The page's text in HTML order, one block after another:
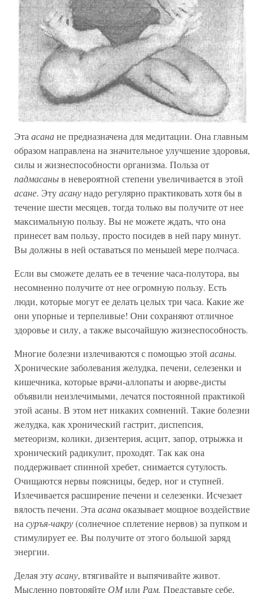
Эта асанане предназначена для медитации. Она главным
образом направлена на значительное улучшение здоровья,
силы и жизнеспособности организма. Польза от
падмасаныв невероятной степени увеличивается в этой
асане. Этуасанунадо регулярно практиковать хотя бы в
течение шести месяцев, тогда только вы получите от нее
максимальную пользу. Вы не можете ждать, что она
принесет вам пользу, просто посидев в ней пару минут.
Вы должны в ней оставаться по меньшей мере полчаса.
Если вы сможете делать ее в течение часа-полутора, вы
несомненно получите от нее огромную пользу. Есть
люди, которые могут ее делать целых три часа. Какие же
они упорные и терпеливые! Они сохраняют отличное
здоровье и силу, а также высочайшую жизнеспособность.
Многие болезни излечиваются с помощью этой асаны.
Хронические заболевания желудка, печени, селезенки и
кишечника, которые врачи-аллопаты и аюрве-дисты
объявили неизлечимыми, лечатся постоянной практикой
этой асаны. В этом нет никаких сомнений. Такие болезни
желудка, как хронический гастрит, диспепсия,
метеоризм, колики, дизентерия, асцит, запор, отрыжка и
хронический радикулит, проходят. Так как она
поддерживает спинной хребет, снимается сутулость.
Очищаются нервы поясницы, бедер, ног и ступней.
Излечивается расширение печени и селезенки. Исчезает
вялость печени. Эта асанаоказывает мощное воздействие
на суръя-чакру(солнечное сплетение нервов) за пупком и
стимулирует ее. Вы получите от этого большой заряд
энергии.
Делая этуасану, втягивайте и выпячивайте живот.
Мысленно повторяйтеОМили Рам. Представьте себе,